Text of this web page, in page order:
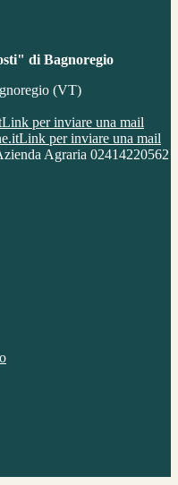
di Bagnoregio
(VT)
Link per inviare una mail
Link per inviare una mail
Agraria 02414220562